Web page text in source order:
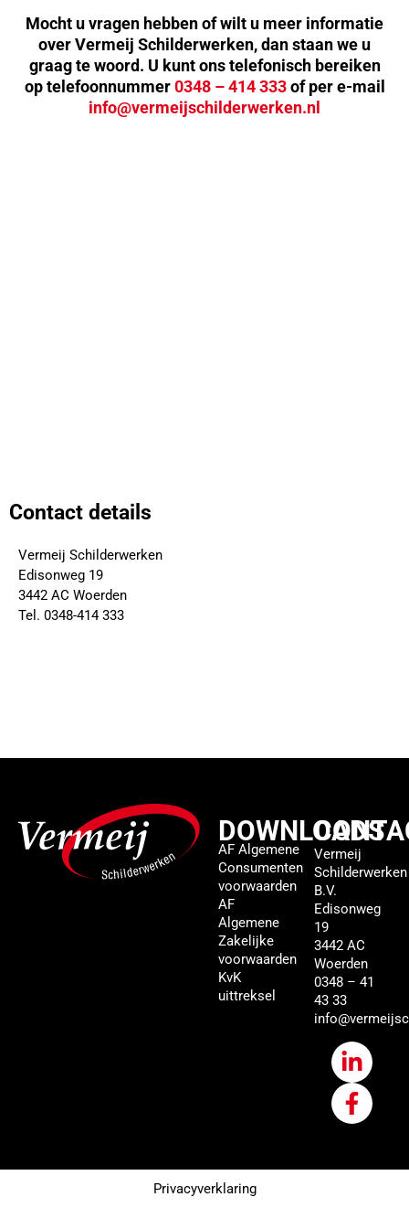
Mocht u vragen hebben of wilt u meer informatie
over Vermeij Schilderwerken, dan staan we u
graag te woord. U kunt ons telefonisch bereiken
op telefoonnummer0348 – 414 333of per e-mail
info@vermeijschilderwerken.nl
Contact details
Vermeij Schilderwerken
Edisonweg 19
3442 AC Woerden
Tel. 0348-414 333
DOWNLOADS
AF Algemene
Consumenten
voorwaarden
AF
Algemene
Zakelijke
voorwaarden
KvK
uittreksel
Vermeij
Schilderwerken
B.V.
Edisonweg
19
3442 AC
Woerden
0348 – 41
43 33
Privacyverklaring